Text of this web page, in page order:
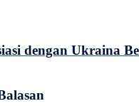
dengan Ukraina